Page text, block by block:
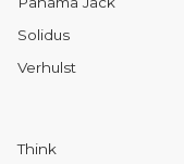
Solidus
Verhulst
Think